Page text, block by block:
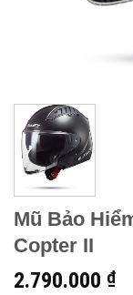
Mũ Bảo
Copter II
2.790.000 ₫